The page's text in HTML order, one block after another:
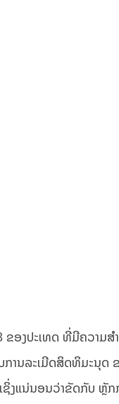
ອງປະເທດ ທີ່ມີຄວາມສ
ການລະເມີດສິດທິມະນຸ
ຊິ່ງແນ່ນອນວ່າຂັດກັບ ຫຼັ